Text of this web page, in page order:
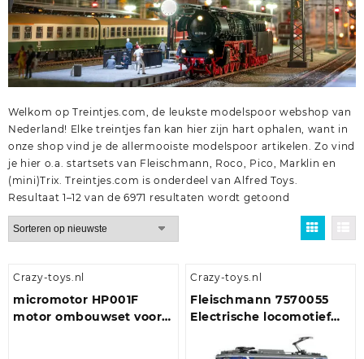
Welkom op Treintjes.com, de leukste modelspoor webshop van
Nederland! Elke treintjes fan kan hier zijn hart ophalen, want in
onze shop vind je de allermooiste modelspoor artikelen. Zo vind
je hier o.a.startsets van Fleischmann Roco Pico Marklin en
(mini)Trix . Treintjes.com is onderdeel vanAlfred Toys
Resultaat 1–12 van de 6971 resultaten wordt getoond
op
nieuwste
Crazy-toys.nl
micromotor HP001F
motor ombouwset voor
Crazy-toys.nl
Fleischmann 7570055
Electrische locomotief
7178 van VolkerRail
DCC/SOUND